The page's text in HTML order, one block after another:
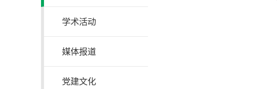
学术活动
媒体报道
党建文化